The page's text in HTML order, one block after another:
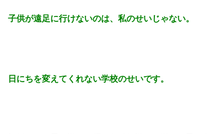
子供が遠足に行けないのは、私のせいじゃない。
日にちを変えてくれない学校のせいです。